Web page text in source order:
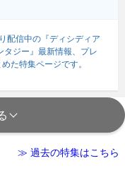
配信中の『ディシディア
タジー』最新情報、プレ
た特集ページです。
≫ 過去の特集はこちら